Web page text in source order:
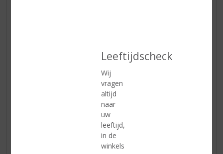
Leeftijdscheck
Wij
vragen
altijd
naar
uw
leeftijd,
in de
winkels